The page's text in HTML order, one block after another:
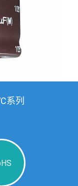
系列